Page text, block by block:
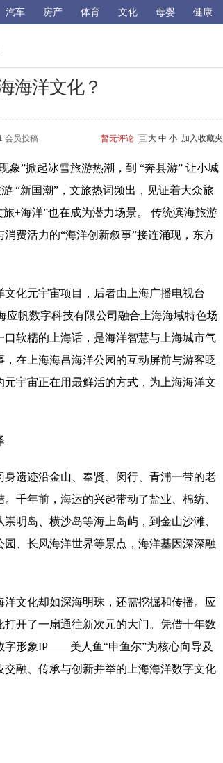
汽车 房产 体育 文化 母婴 健康
海洋文化？
会员投稿 大 中 小 加入收藏夹
暂无评论
象”掀起冰雪旅游热潮，到 “奔县游” 让小城
“新国潮”，文旅热词频出，见证着大众旅
+海洋”也在成为潜力场景。 传统滨海旅游
费活力的“海洋创新叙事”接连涌现，东方
化元宇宙项目，后者由上海广播电视台
应帆数字科技有限公司融合上海海域特色场
软糯的上海话，是海洋智慧与上海城市气
在上海海昌海洋公园的互动屏前与游客眨
宇宙正在用最鲜活的方式，为上海海洋文
身遗迹沿金山、奉贤、闵行、青浦一带的老
千年前，海运的兴起带动了盐业、棉纺、
明岛、横沙岛等海上岛屿，到金山沙滩、
、长风海洋世界等景点，海洋基因深深融
文化却如深海明珠，还需挖掘和传播。应
开了一扇通往新次元的大门。凭借十年数
字形象IP——美人鱼“申鱼尔”为核心向导及
融、传承与创新并举的上海海洋数字文化